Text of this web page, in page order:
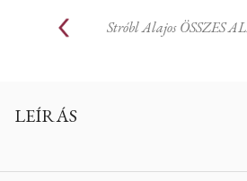
Stróbl Alajos ÖSSZES
LEÍRÁS